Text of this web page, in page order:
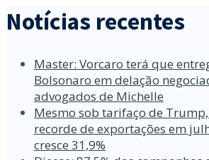
Notícias recentes
Master: Vorcaro terá que
Bolsonaro em delação
advogados de Michelle
Mesmo sob tarifaço de
recorde de exportações em
cresce 31,9%